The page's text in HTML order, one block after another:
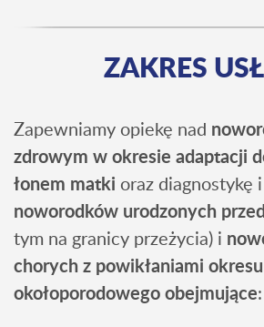
ZAKRES
Zapewniamy opiekę nad
zdrowym w okresie adaptacji
łonem matki oraz diagnostykę
noworodków urodzonych
tym na granicy przeżycia) i
chorych z powikłaniami okresu
okołoporodowego obejmujące: